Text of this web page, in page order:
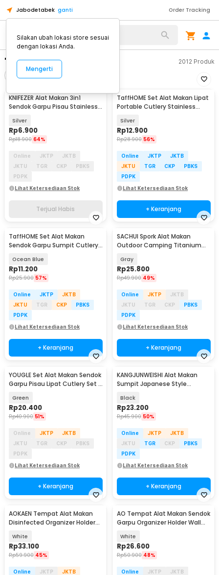
Jabodetabek ganti Order Tracking
"alat makan" 2012 Produk
Urutkan
KNIFEZER Alat Makan 3in1
Sendok Garpu Pisau Stainless
Silver
Rp6.900
Rp18.900 64%
Online JKTP
JKTB
JKTU
TGR CKP
PBKS
PDPK
Lihat Ketersediaan Stok
Terjual Habis
TaffHOME Set Alat Makan Lipat
Portable Cutlery Stainless
Silver
Rp12.900
Rp28.900 56%
Online JKTP
JKTB
JKTU
TGR CKP
PBKS
PDPK
Lihat Ketersediaan Stok
+ Keranjang
TaffHOME Set Alat Makan
Sendok Garpu Sumpit Cutlery
Ocean Blue
Rp11.200
Rp25.900 57%
Online JKTP
JKTB
JKTU
TGR CKP
PBKS
PDPK
Lihat Ketersediaan Stok
+ Keranjang
SACHUI Spork Alat Makan
Outdoor Camping Titanium
Gray
Rp25.800
Rp49.900 49%
Online JKTP
JKTB
JKTU
TGR CKP
PBKS
PDPK
Lihat Ketersediaan Stok
+ Keranjang
YOUGLE Set Alat Makan Sendok
Garpu Pisau Lipat Cutlery Set 3
Green
Rp20.400
Rp40.900 51%
Online JKTP
JKTB
JKTU
TGR CKP
PBKS
PDPK
Lihat Ketersediaan Stok
+ Keranjang
KANGJUNWEISHI Alat Makan
Sumpit Japanese Style
Black
Rp23.200
Rp45.900 50%
Online JKTP
JKTB
JKTU
TGR CKP
PBKS
PDPK
Lihat Ketersediaan Stok
+ Keranjang
AOKAEN Tempat Alat Makan
Disinfected Organizer Holder
White
Rp33.100
Rp59.900 45%
Online JKTP
JKTB
AO Tempat Alat Makan Sendok
Garpu Organizer Holder Wall
White
Rp26.600
Rp50.900 48%
Online JKTP
JKTB
Silakan ubah lokasi store sesuai
dengan lokasi Anda.
Mengerti